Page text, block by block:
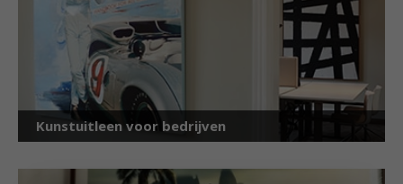
Kunstuitleen voor bedrijven